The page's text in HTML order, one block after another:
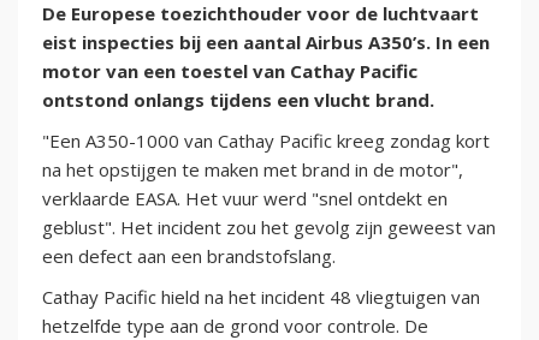
De Europese toezichthouder voor de luchtvaart
eist inspecties bij een aantal Airbus A350’s. In een
motor van een toestel van Cathay Pacific
ontstond onlangs tijdens een vlucht brand.
"Een A350-1000 van Cathay Pacific kreeg zondag kort
na het opstijgen te maken met brand in de motor",
verklaarde EASA. Het vuur werd "snel ontdekt en
geblust". Het incident zou het gevolg zijn geweest van
een defect aan een brandstofslang.
Cathay Pacific hield na het incident 48 vliegtuigen van
hetzelfde type aan de grond voor controle. De